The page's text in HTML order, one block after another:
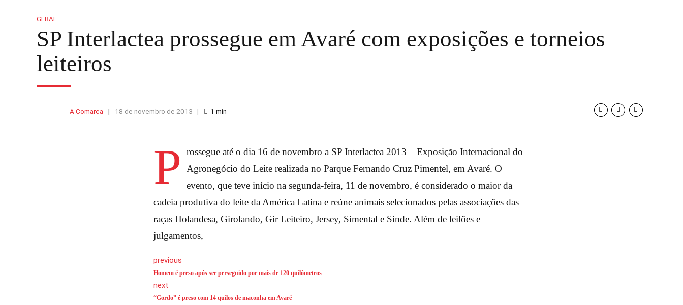
GERAL
SP Interlactea prossegue em Avaré com exposições e torneios
leiteiros
A Comarca 18 de novembro de 2013 1 min
P
rossegue até o dia 16 de novembro a SP Interlactea 2013 – Exposição Internacional do
Agronegócio do Leite realizada no Parque Fernando Cruz Pimentel, em Avaré. O
evento, que teve início na segunda-feira, 11 de novembro, é considerado o maior da
cadeia produtiva do leite da América Latina e reúne animais selecionados pelas associações das
raças Holandesa, Girolando, Gir Leiteiro, Jersey, Simental e Sinde. Além de leilões e
julgamentos,
previous
Homem é preso após ser perseguido por mais de 120 quilômetros
next
“Gordo” é preso com 14 quilos de maconha em Avaré